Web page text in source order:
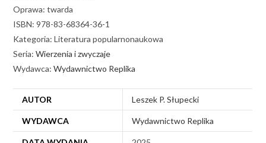
Oprawa: twarda
ISBN: 978-83-68364-36-1
Kategoria: Literatura popularnonaukowa
Seria:Wierzenia i zwyczaje
Wydawca:Wydawnictwo Replika
AUTOR Leszek P. Słupecki
WYDAWCA Wydawnictwo Replika